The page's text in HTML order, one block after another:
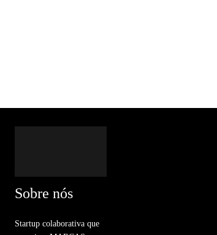
Sobre nós
Startup colaborativa que